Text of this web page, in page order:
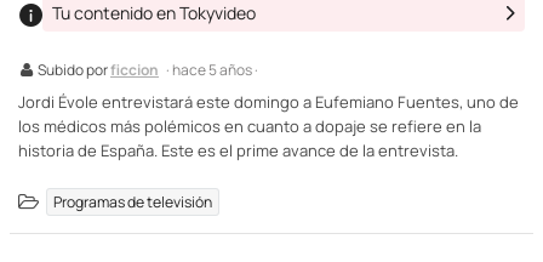
Subido porficcion · hace 5 años ·
Tu contenido en Tokyvideo
Jordi Évole entrevistará este domingo a Eufemiano Fuentes, uno de
los médicos más polémicos en cuanto a dopaje se refiere en la
historia de España. Este es el prime avance de la entrevista.
Programas de televisión